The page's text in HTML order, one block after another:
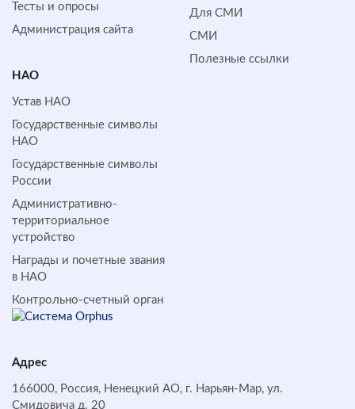
Тесты и опросы
Администрация сайта
Для СМИ
СМИ
Полезные ссылки
НАО
Устав НАО
Государственные символы
НАО
Государственные символы
России
Административно-
территориальное
устройство
Награды и почетные звания
в НАО
Контрольно-счетный орган
Адрес
166000, Россия, Ненецкий АО, г. Нарьян-Мар, ул.
Смидовича д. 20